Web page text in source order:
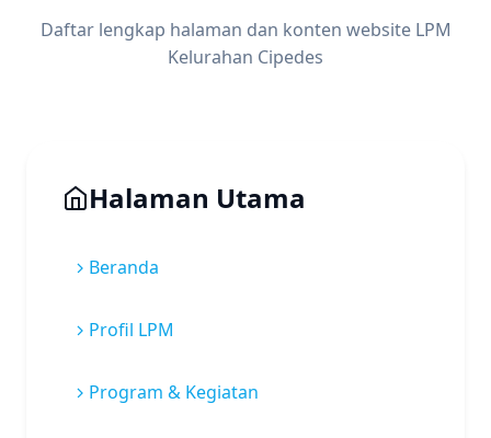
Daftar lengkap halaman dan konten website LPM
Kelurahan Cipedes
Halaman Utama
Beranda
Profil LPM
Program & Kegiatan